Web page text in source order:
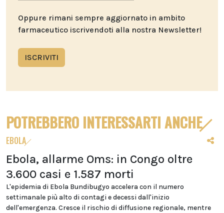
Oppure rimani sempre aggiornato in ambito
farmaceutico iscrivendoti alla nostra Newsletter!
ISCRIVITI
POTREBBERO INTERESSARTI ANCHE
EBOLA
Ebola, allarme Oms: in Congo oltre
3.600 casi e 1.587 morti
L'epidemia di Ebola Bundibugyo accelera con il numero
settimanale più alto di contagi e decessi dall'inizio
dell'emergenza. Cresce il rischio di diffusione regionale, mentre